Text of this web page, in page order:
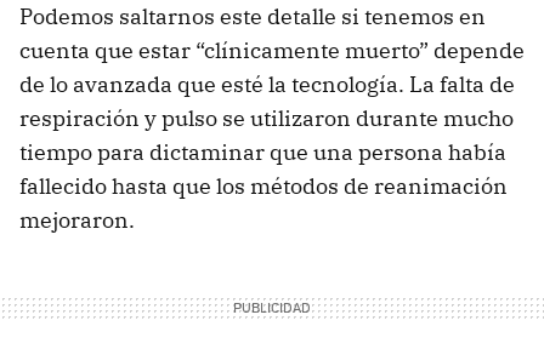
Podemos saltarnos este detalle si tenemos en
cuenta que estar “clínicamente muerto” depende
de lo avanzada que esté la tecnología. La falta de
respiración y pulso se utilizaron durante mucho
tiempo para dictaminar que una persona había
fallecido hasta que los métodos de reanimación
mejoraron.